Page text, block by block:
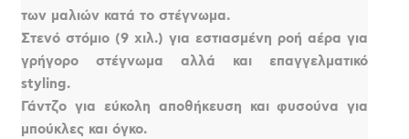
των μαλιών κατά το στέγνωμα.
Στενό στόμιο (9 χιλ.) για εστιασμένη ροή αέρα για
γρήγορο στέγνωμα αλλά και επαγγελματικό
styling.
Γάντζο για εύκολη αποθήκευση και φυσούνα για
μπούκλες και όγκο.